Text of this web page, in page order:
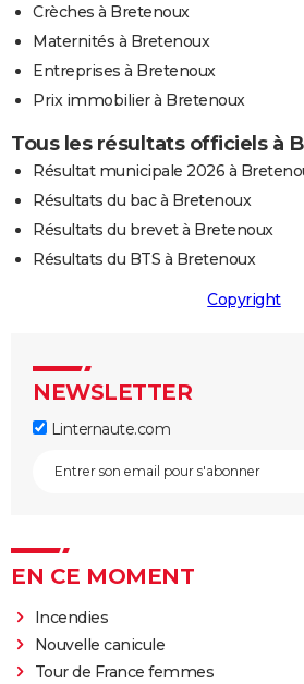
Crèches à Bretenoux
Maternités à Bretenoux
Entreprises à Bretenoux
Prix immobilier à Bretenoux
Tous les résultats officiels à
Résultat municipale 2026 à
Résultats du bac à Bretenoux
Résultats du brevet à Bretenoux
Résultats du BTS à Bretenoux
Copyright
NEWSLETTER
Linternaute.com
EN CE MOMENT
Incendies
Nouvelle canicule
Tour de France femmes